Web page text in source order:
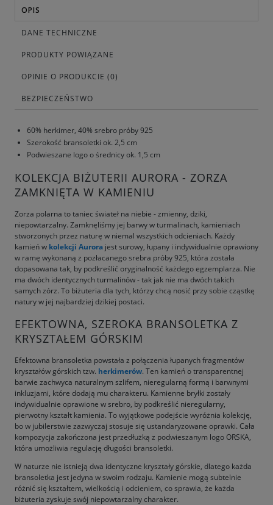
OPIS
DANE TECHNICZNE
PRODUKTY POWIĄZANE
OPINIE O PRODUKCIE (0)
BEZPIECZEŃSTWO
60% herkimer, 40% srebro próby 925
Szerokość bransoletki ok. 2,5 cm
Podwieszane logo o średnicy ok. 1,5 cm
KOLEKCJA BIŻUTERII AURORA - ZORZA
ZAMKNIĘTA W KAMIENIU
Zorza polarna to taniec świateł na niebie - zmienny, dziki,
niepowtarzalny. Zamknęliśmy jej barwy w turmalinach, kamieniach
stworzonych przez naturę w niemal wszystkich odcieniach. Każdy
kamień w kolekcji Aurora jest surowy, łupany i indywidualnie oprawiony
w ramę wykonaną z pozłacanego srebra próby 925, która została
dopasowana tak, by podkreślić oryginalność każdego egzemplarza. Nie
ma dwóch identycznych turmalinów - tak jak nie ma dwóch takich
samych zórz. To biżuteria dla tych, którzy chcą nosić przy sobie cząstkę
natury w jej najbardziej dzikiej postaci.
EFEKTOWNA, SZEROKA BRANSOLETKA Z
KRYSZTAŁEM GÓRSKIM
Efektowna bransoletka powstała z połączenia łupanych fragmentów
kryształów górskich tzw. herkimerów. Ten kamień o transparentnej
barwie zachwyca naturalnym szlifem, nieregularną formą i barwnymi
inkluzjami, które dodają mu charakteru. Kamienne bryłki zostały
indywidualnie oprawione w srebro, by podkreślić nieregularny,
pierwotny kształt kamienia. To wyjątkowe podejście wyróżnia kolekcję,
bo w jubilerstwie zazwyczaj stosuje się ustandaryzowane oprawki. Cała
kompozycja zakończona jest przedłużką z podwieszanym logo ORSKA,
która umożliwia regulację długości bransoletki.
W naturze nie istnieją dwa identyczne kryształy górskie, dlatego każda
bransoletka jest jedyna w swoim rodzaju. Kamienie mogą subtelnie
różnić się kształtem, wielkością i odcieniem, co sprawia, że każda
biżuteria zyskuje swój niepowtarzalny charakter.